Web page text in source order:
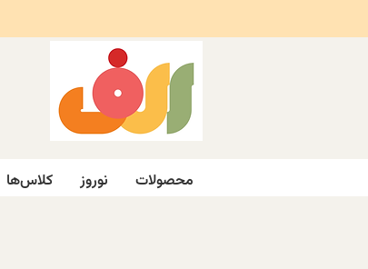
محصولات نوروز کلاس‌ها